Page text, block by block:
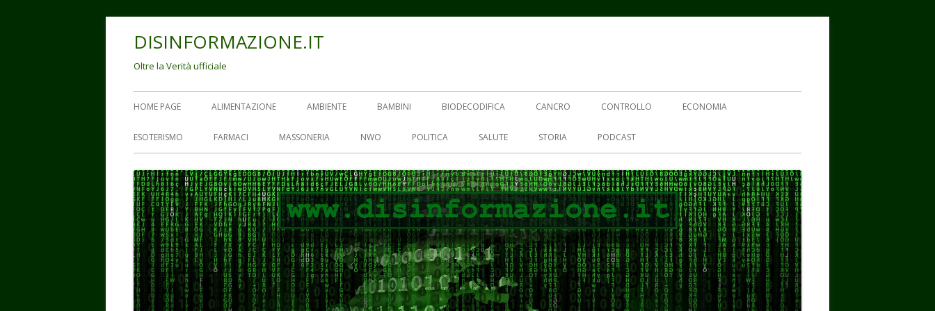
DISINFORMAZIONE.IT
Oltre la Verità ufficiale
Menu
principale
HOME PAGE ALIMENTAZIONE AMBIENTE BAMBINI BIODECODIFICA CANCRO CONTROLLO ECONOMIA
ESOTERISMO FARMACI MASSONERIA NWO POLITICA SALUTE STORIA PODCAST